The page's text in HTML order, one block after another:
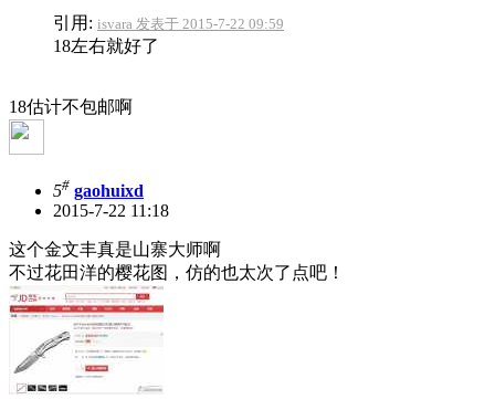
引用: isvara 发表于 2015-7-22 09:59
18左右就好了
18估计不包邮啊
5# gaohuixd
2015-7-22 11:18
这个金文丰真是山寨大师啊
不过花田洋的樱花图，仿的也太次了点吧！